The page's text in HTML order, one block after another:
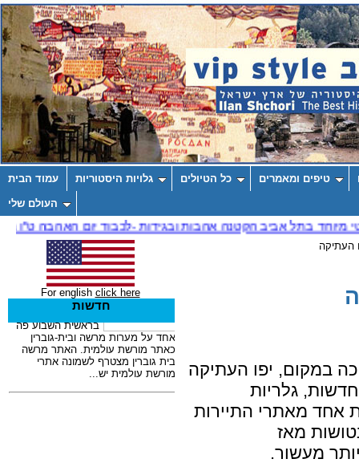
עמוד הבית גלויות היסטוריות כל הטיולים טיפים ומאמרים
העולם שלי
העתיקה
במקום, יפו העתיקה
גלריות
אחד מאתרי התיירות
מאז
For english click here
חדשות